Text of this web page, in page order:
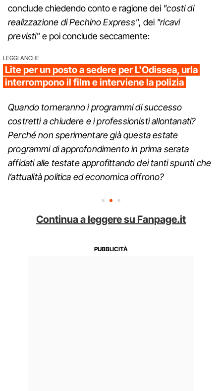
conclude chiedendo conto e ragione dei "costi di
realizzazione di Pechino Express", dei"ricavi
previsti"e poi conclude seccamente:
LEGGI ANCHE
Lite per un posto a sedere per L'Odissea, urla
interrompono il film e interviene la polizia
Quando torneranno i programmi di successo
costretti a chiudere e i professionisti allontanati?
Perché non sperimentare già questa estate
programmi di approfondimento in prima serata
affidati alle testate approfittando dei tanti spunti che
l’attualità politica ed economica offrono?
Continua a leggere su Fanpage.it